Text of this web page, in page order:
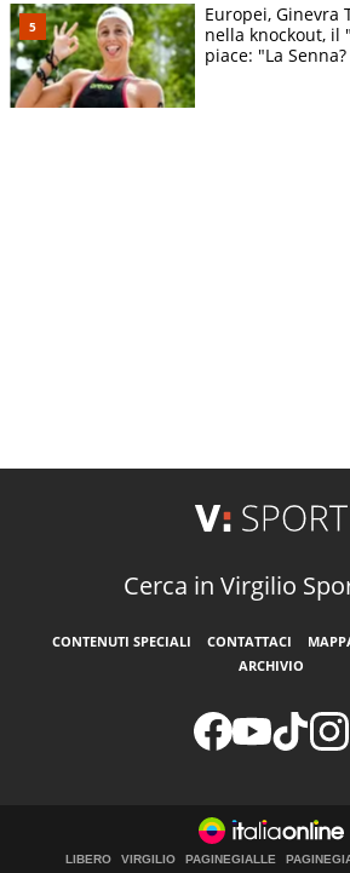
Europei, Ginevra
nella knockout, il
piace: "La
Cerca in Virgilio
CONTENUTI SPECIALI CONTATTACI
ARCHIVIO
LIBERO VIRGILIO PAGINEGIALLE